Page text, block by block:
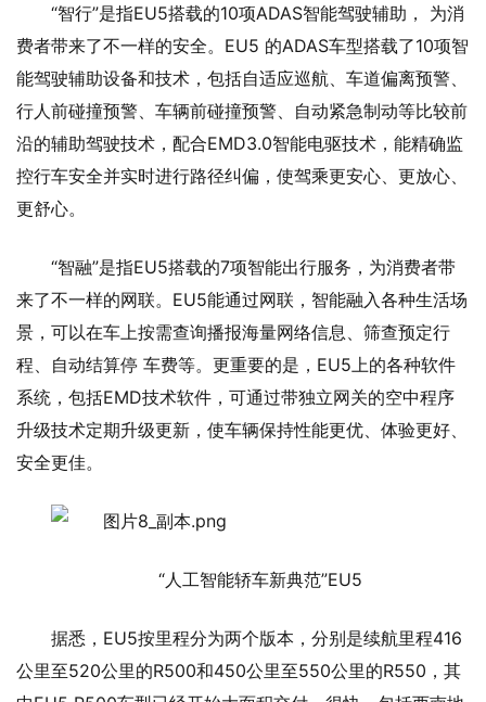
“智行”是指EU5搭载的10项ADAS智能驾驶辅助， 为消
费者带来了不一样的安全。EU5 的ADAS车型搭载了10项智
能驾驶辅助设备和技术，包括自适应巡航、车道偏离预警、
行人前碰撞预警、车辆前碰撞预警、自动紧急制动等比较前
沿的辅助驾驶技术，配合EMD3.0智能电驱技术，能精确监
控行车安全并实时进行路径纠偏，使驾乘更安心、更放心、
更舒心。
“智融”是指EU5搭载的7项智能出行服务，为消费者带
来了不一样的网联。EU5能通过网联，智能融入各种生活场
景，可以在车上按需查询播报海量网络信息、筛查预定行
程、自动结算停 车费等。更重要的是，EU5上的各种软件
系统，包括EMD技术软件，可通过带独立网关的空中程序
升级技术定期升级更新，使车辆保持性能更优、体验更好、
安全更佳。
“人工智能轿车新典范”EU5
据悉，EU5按里程分为两个版本，分别是续航里程416
公里至520公里的R500和450公里至550公里的R550，其